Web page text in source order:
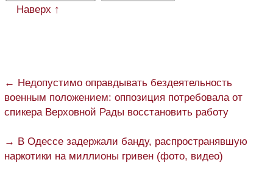
Наверх ↑
← Недопустимо оправдывать бездеятельность
военным положением: оппозиция потребовала от
спикера Верховной Рады восстановить работу
→ В Одессе задержали банду, распространявшую
наркотики на миллионы гривен (фото, видео)